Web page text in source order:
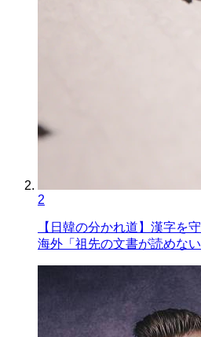
2
【日韓の分かれ道】漢字を
海外「祖先の文書が読めない